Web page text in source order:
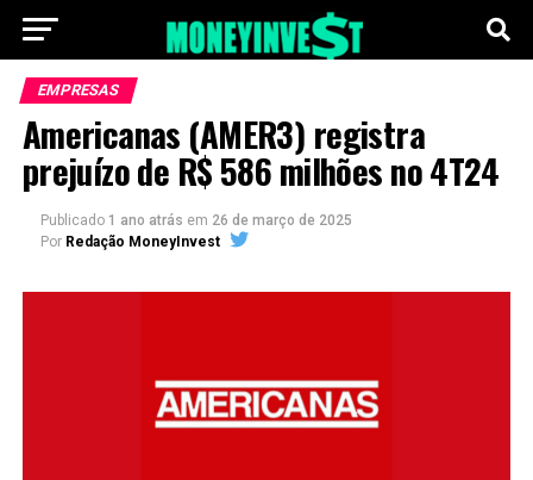
EMPRESAS
Americanas (AMER3) registra
prejuízo de R$ 586 milhões no 4T24
Publicado 1 ano atrás em 26 de março de 2025
Por Redação MoneyInvest